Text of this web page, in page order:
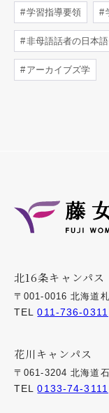
学習指導要領
非母語話者の日本語
アーカイブズ学
北16条キャンパス
〒001-0016 北海道
TEL011-736-0311
花川キャンパス
〒061-3204 北海道
TEL0133-74-3111